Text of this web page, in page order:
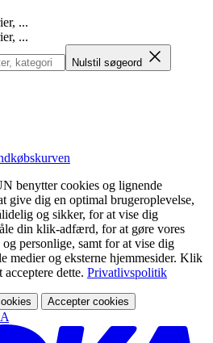
...
...
Nulstil søgeord
benytter cookies og lignende
give dig en optimal brugeroplevelse,
og sikker, for at vise dig
din klik-adfærd, for at gøre vores
personlige, samt for at vise dig
medier og eksterne hjemmesider. Klik
dette. Privatlivspolitik
Accepter cookies